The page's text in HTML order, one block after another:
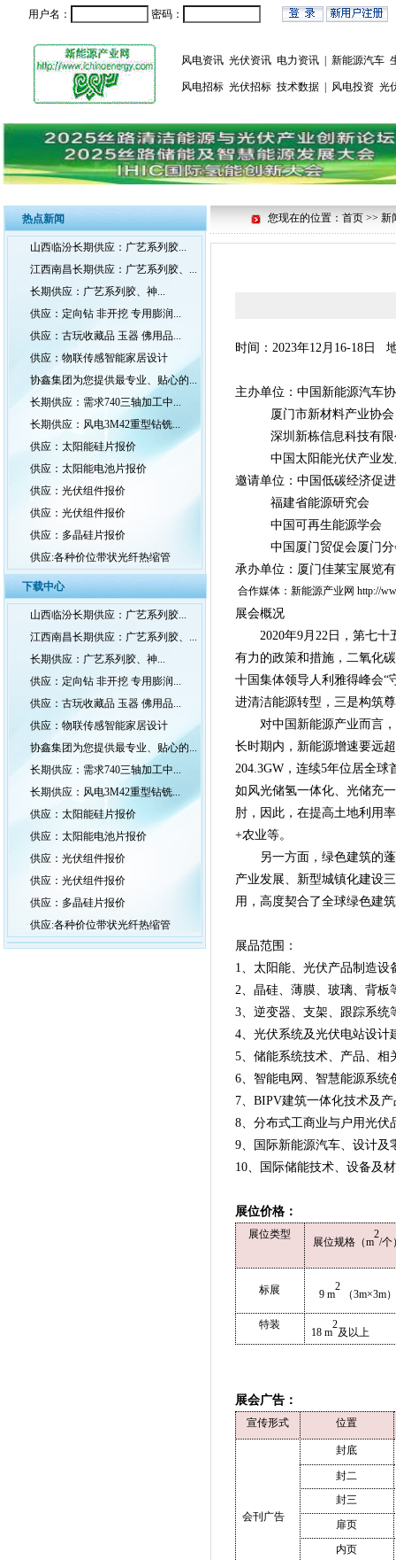
用户名： 密码：
风电资讯 光伏资讯 电力资讯 新能源汽车
风电招标 光伏招标 技术数据 风电投资 光
热点新闻
山西临汾长期供应：广艺系列胶...
江西南昌长期供应：广艺系列胶、...
长期供应：广艺系列胶、神...
供应：定向钻 非开挖 专用膨润...
供应：古玩收藏品 玉器 佛用品...
供应：物联传感智能家居设计
协鑫集团为您提供最专业、贴心的...
长期供应：需求740三轴加工中...
长期供应：风电3M42重型钻铣...
供应：太阳能硅片报价
供应：太阳能电池片报价
供应：光伏组件报价
供应：光伏组件报价
供应：多晶硅片报价
供应:各种价位带状光纤热缩管
下载中心
山西临汾长期供应：广艺系列胶...
江西南昌长期供应：广艺系列胶、...
长期供应：广艺系列胶、神...
供应：定向钻 非开挖 专用膨润...
供应：古玩收藏品 玉器 佛用品...
供应：物联传感智能家居设计
协鑫集团为您提供最专业、贴心的...
长期供应：需求740三轴加工中...
长期供应：风电3M42重型钻铣...
供应：太阳能硅片报价
供应：太阳能电池片报价
供应：光伏组件报价
供应：光伏组件报价
供应：多晶硅片报价
供应:各种价位带状光纤热缩管
您现在的位置：首页 >> 新
时间：2023年12月16-18日
主办单位：中国新能源汽车
厦门市新材料产业协会
深圳新栋信息科技有限
中国太阳能光伏产业发
邀请单位：中国低碳经济促
福建省能源研究会
中国可再生能源学会
中国厦门贸促会厦门分
承办单位：厦门佳莱宝展览
合作媒体：新能源产业网 http://
展会概况
2020年9月22日，第七
有力的政策和措施，二氧化
十国集体领导人利雅得峰会“
进清洁能源转型，三是构筑
对中国新能源产业而言
长时期内，新能源增速要远
204.3GW，连续5年位居全
如风光储氢一体化、光储充
肘，因此，在提高土地利用
+农业等。
另一方面，绿色建筑的
产业发展、新型城镇化建设
用，高度契合了全球绿色建
展品范围：
1、 太阳能、光伏产品制造设
2、 晶硅、薄膜、玻璃、背板
3、 逆变器、支架、跟踪系统
4、 光伏系统及光伏电站设计
5、 储能系统技术、产品、相
6、 智能电网、智慧能源系统
7、 BIPV建筑一体化技术及产
8、 分布式工商业与户用光伏
9、
国际新能源汽车、设计及
10、
国际储能技术、设备及
展位价格：
展位类型
展位规格（m
2
/个
标展 9 m
2
（3m×3m）
特装
18m
2
及以上
展会广告：
宣传形式 位置
会刊广告
封底
封二
封三
扉页
内页